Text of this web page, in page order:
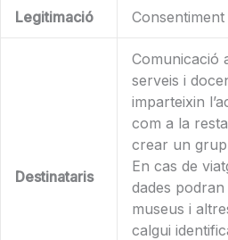
Legitimació
Destinataris
Comunicació
serveis i
imparteixin
com a la
crear un
En cas de
dades
museus i
calgui